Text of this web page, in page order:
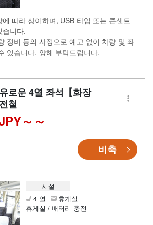
에 따라 상이하며, USB 타입 또는 콘센트
습니다.
정비 등의 사정으로 예고 없이 차량 및 좌
있습니다. 양해 부탁드립니다.
로운 4열 좌석【화장
철
～
비축
시설
4 열
휴게실
휴게실 / 배터리 충전